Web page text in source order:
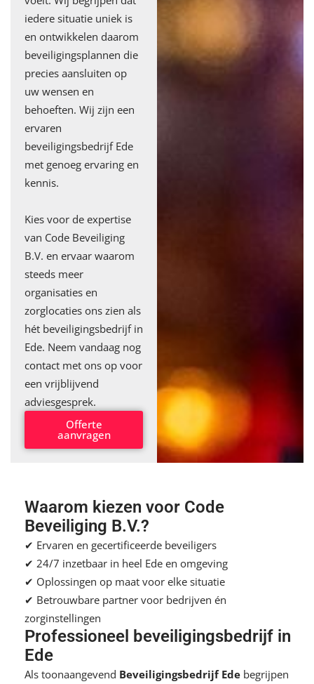
iedere situatie uniek is
en ontwikkelen daarom
beveiligingsplannen die
precies aansluiten op
uw wensen en
behoeften. Wij zijn een
ervaren
beveiligingsbedrijf Ede
met genoeg ervaring en
kennis.
Kies voor de expertise
van Code Beveiliging
B.V. en ervaar waarom
steeds meer
organisaties en
zorglocaties ons zien als
hét beveiligingsbedrijf in
Ede. Neem vandaag nog
contact met ons op voor
een vrijblijvend
adviesgesprek.
Offerte
aanvragen
Waarom kiezen voor Code
Beveiliging B.V.?
✔ Ervaren en gecertificeerde beveiligers
✔ 24/7 inzetbaar in heel Ede en omgeving
✔ Oplossingen op maat voor elke situatie
✔ Betrouwbare partner voor bedrijven én
zorginstellingen
Professioneel beveiligingsbedrijf in
Ede
Als toonaangevend Beveiligingsbedrijf Ede begrijpen